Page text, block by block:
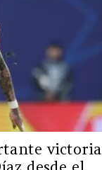
victoria